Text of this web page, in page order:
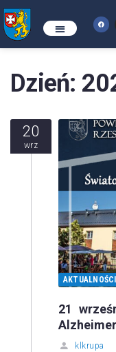
Dzień:
20
wrz
AKTUALNOŚCI
21
klkrupa